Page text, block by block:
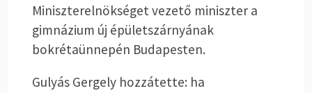
Miniszterelnökséget vezető miniszter a
gimnázium új épületszárnyának
bokrétaünnepén Budapesten.
Gulyás Gergely hozzátette: ha